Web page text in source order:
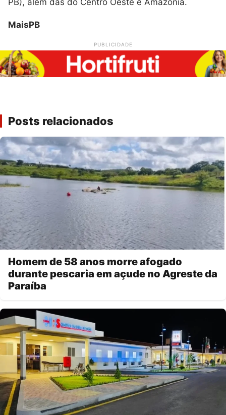
MaisPB
PUBLICIDADE
Posts relacionados
Homem de 58 anos morre afogado
durante pescaria em açude no Agreste da
Paraíba